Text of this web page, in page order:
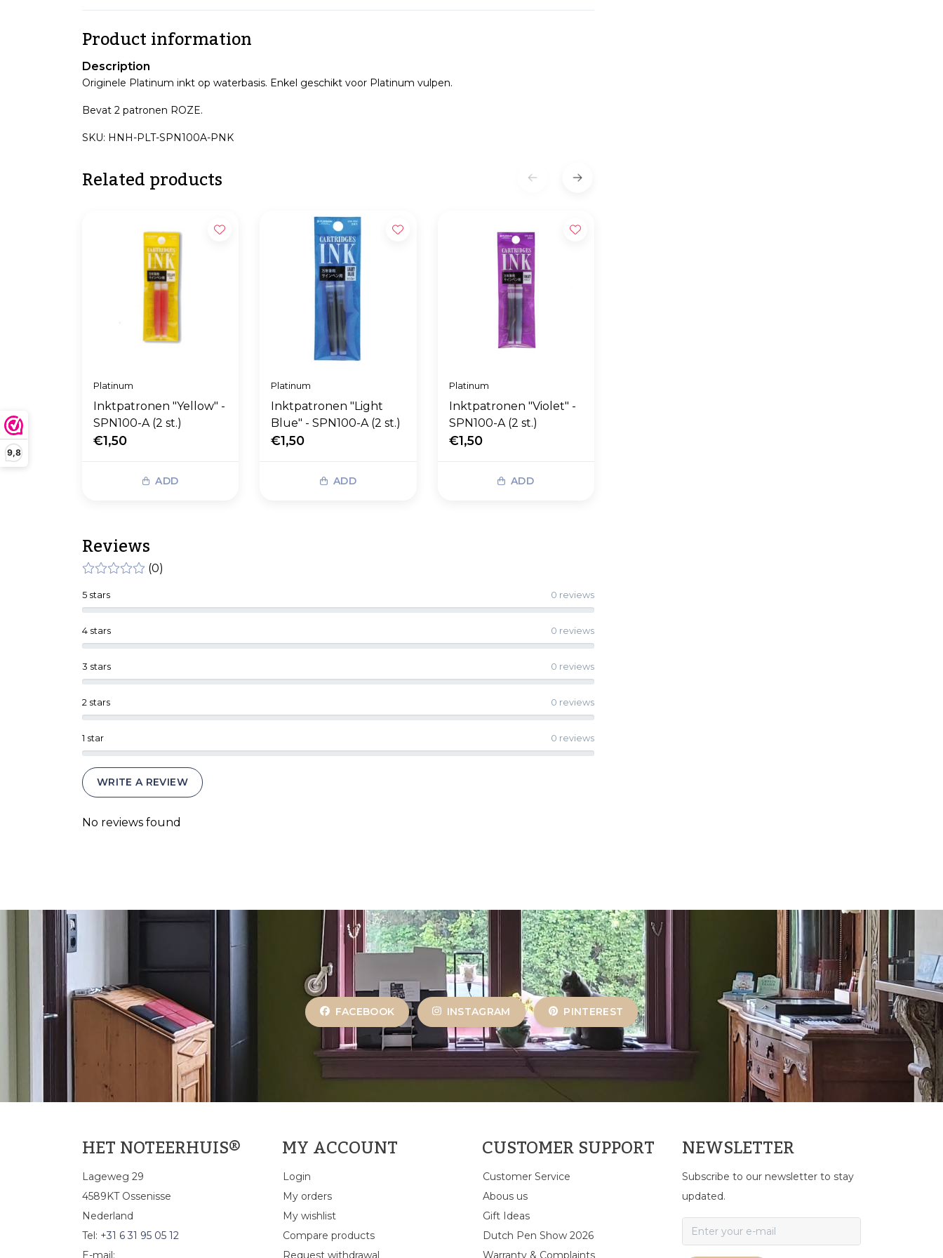
9,8
Product information
Description
Originele Platinum inkt op waterbasis. Enkel geschikt voor Platinum vulpen.
Bevat 2 patronen ROZE.
SKU: HNH-PLT-SPN100A-PNK
Related products
Platinum
Inktpatronen "Yellow" -
SPN100-A (2 st.)
€1,50
ADD
Platinum
Inktpatronen "Light
Blue" - SPN100-A (2 st.)
€1,50
ADD
Platinum
Inktpatronen "Violet" -
SPN100-A (2 st.)
€1,50
ADD
Reviews
(0)
1 star 0 reviews
2 stars 0 reviews
3 stars 0 reviews
4 stars 0 reviews
5 stars 0 reviews
WRITE A REVIEW
No reviews found
FACEBOOK INSTAGRAM PINTEREST
HET NOTEERHUIS®
Lageweg 29
4589KT Ossenisse
Nederland
Tel: +31 6 31 95 05 12
E-mail:
MY ACCOUNT
Login
My orders
My wishlist
Compare products
Request withdrawal
CUSTOMER SUPPORT
Customer Service
Abous us
Gift Ideas
Dutch Pen Show 2026
Warranty & Complaints
NEWSLETTER
Subscribe to our newsletter to stay
updated.